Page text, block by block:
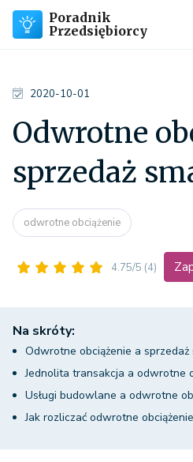
Poradnik
Przedsiębiorcy
2020-10-01
Odwrotne
sprzedaż
odwrotne obciążenie
4.75/5 (4)
Na skróty:
Odwrotne obciążenie a
Jednolita transakcja a odwrotne
Usługi budowlane a odwrotne
Jak rozliczać odwrotne